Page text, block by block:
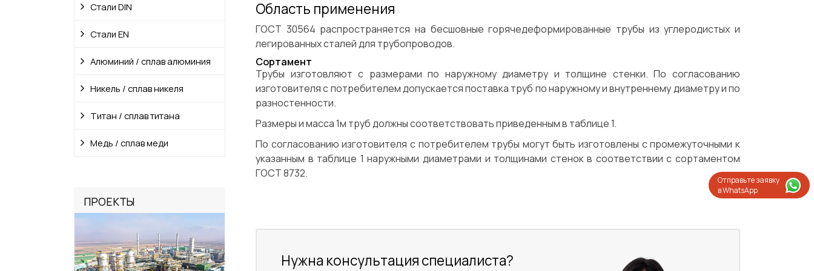
Отправьте заявку
в WhatsApp
Стали DIN
Стали EN
Алюминий / сплав алюминия
Никель / сплав никеля
Титан / сплав титана
Медь / сплав меди
ПРОЕКТЫ
Область применения
ГОСТ 30564 распространяется на бесшовные горячедеформированные трубы из углеродистых и
легированных сталей для трубопроводов.
Сортамент
Трубы изготовляют с размерами по наружному диаметру и толщине стенки. По согласованию
изготовителя с потребителем допускается поставка труб по наружному и внутреннему диаметру и по
разностенности.
Размеры и масса 1м труб должны соответствовать приведенным в таблице 1.
По согласованию изготовителя с потребителем трубы могут быть изготовлены с промежуточными к
указанным в таблице 1 наружными диаметрами и толщинами стенок в соответствии с сортаментом
ГОСТ 8732.
Нужна консультация специалиста?